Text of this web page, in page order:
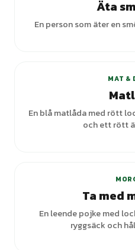
Äta
En person som äter en
MAT &
En blå matlåda med rött
och ett rött
Ta med
En leende pojke med
ryggsäck och